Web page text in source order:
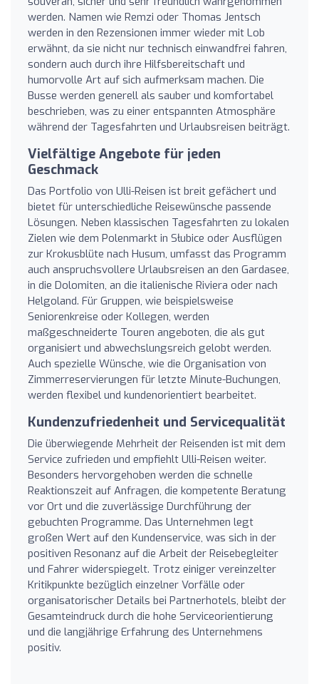
werden. Namen wie Remzi oder Thomas Jentsch
werden in den Rezensionen immer wieder mit Lob
erwähnt, da sie nicht nur technisch einwandfrei fahren,
sondern auch durch ihre Hilfsbereitschaft und
humorvolle Art auf sich aufmerksam machen. Die
Busse werden generell als sauber und komfortabel
beschrieben, was zu einer entspannten Atmosphäre
während der Tagesfahrten und Urlaubsreisen beiträgt.
Vielfältige Angebote für jeden
Geschmack
Das Portfolio von Ulli-Reisen ist breit gefächert und
bietet für unterschiedliche Reisewünsche passende
Lösungen. Neben klassischen Tagesfahrten zu lokalen
Zielen wie dem Polenmarkt in Słubice oder Ausflügen
zur Krokusblüte nach Husum, umfasst das Programm
auch anspruchsvollere Urlaubsreisen an den Gardasee,
in die Dolomiten, an die italienische Riviera oder nach
Helgoland. Für Gruppen, wie beispielsweise
Seniorenkreise oder Kollegen, werden
maßgeschneiderte Touren angeboten, die als gut
organisiert und abwechslungsreich gelobt werden.
Auch spezielle Wünsche, wie die Organisation von
Zimmerreservierungen für letzte Minute-Buchungen,
werden flexibel und kundenorientiert bearbeitet.
Kundenzufriedenheit und Servicequalität
Die überwiegende Mehrheit der Reisenden ist mit dem
Service zufrieden und empfiehlt Ulli-Reisen weiter.
Besonders hervorgehoben werden die schnelle
Reaktionszeit auf Anfragen, die kompetente Beratung
vor Ort und die zuverlässige Durchführung der
gebuchten Programme. Das Unternehmen legt
großen Wert auf den Kundenservice, was sich in der
positiven Resonanz auf die Arbeit der Reisebegleiter
und Fahrer widerspiegelt. Trotz einiger vereinzelter
Kritikpunkte bezüglich einzelner Vorfälle oder
organisatorischer Details bei Partnerhotels, bleibt der
Gesamteindruck durch die hohe Serviceorientierung
und die langjährige Erfahrung des Unternehmens
positiv.